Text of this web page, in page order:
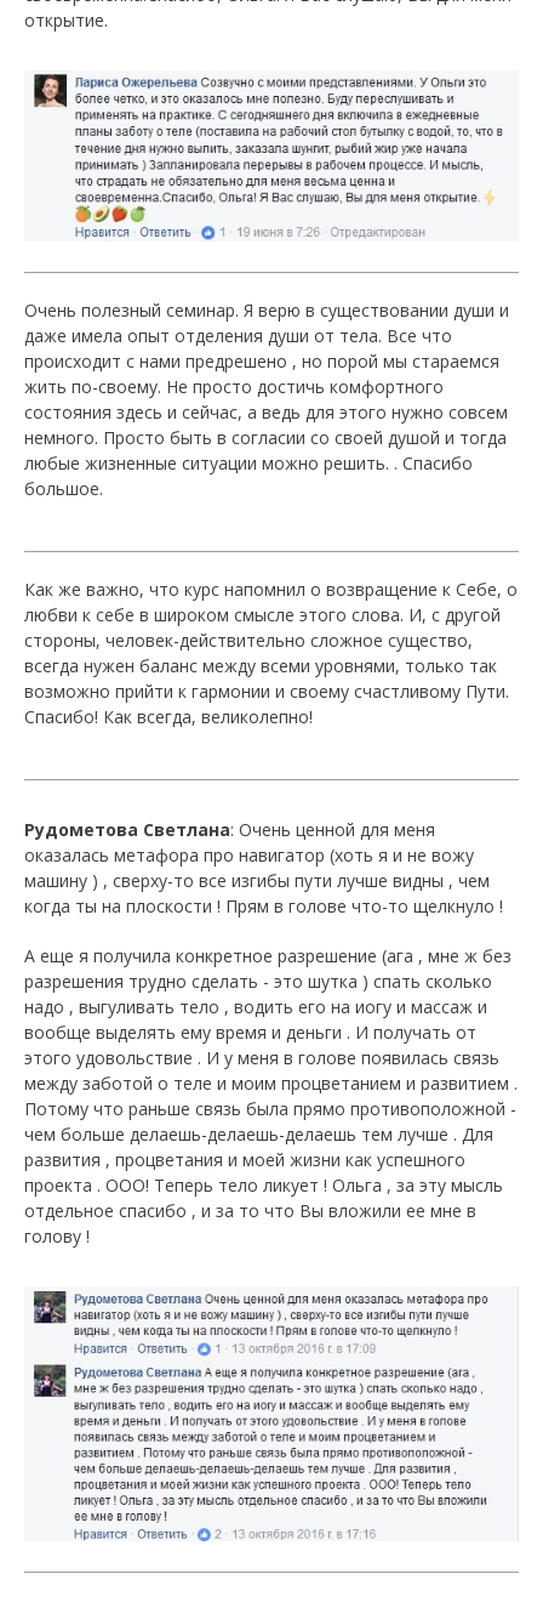
открытие.
Очень полезный семинар. Я верю в существовании души и
даже имела опыт отделения души от тела. Все что
происходит с нами предрешено , но порой мы стараемся
жить по-своему. Не просто достичь комфортного
состояния здесь и сейчас, а ведь для этого нужно совсем
немного. Просто быть в согласии со своей душой и тогда
любые жизненные ситуации можно решить. . Спасибо
большое.
Как же важно, что курс напомнил о возвращение к Себе, о
любви к себе в широком смысле этого слова. И, с другой
стороны, человек-действительно сложное существо,
всегда нужен баланс между всеми уровнями, только так
возможно прийти к гармонии и своему счастливому Пути.
Спасибо! Как всегда, великолепно!
Рудометова Светлана: Очень ценной для меня
оказалась метафора про навигатор (хоть я и не вожу
машину ) , сверху-то все изгибы пути лучше видны , чем
когда ты на плоскости ! Прям в голове что-то щелкнуло !
А еще я получила конкретное разрешение (ага , мне ж без
разрешения трудно сделать - это шутка ) спать сколько
надо , выгуливать тело , водить его на иогу и массаж и
вообще выделять ему время и деньги . И получать от
этого удовольствие . И у меня в голове появилась связь
между заботой о теле и моим процветанием и развитием .
Потому что раньше связь была прямо противоположной -
чем больше делаешь-делаешь-делаешь тем лучше . Для
развития , процветания и моей жизни как успешного
проекта . ООО! Теперь тело ликует ! Ольга , за эту мысль
отдельное спасибо , и за то что Вы вложили ее мне в
голову !